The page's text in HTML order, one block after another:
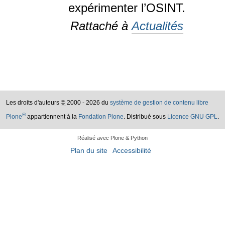
expérimenter l’OSINT.
Rattaché à Actualités
Les droits d'auteurs © 2000 - 2026 du système de gestion de contenu libre
Plone®appartiennent à la Fondation Plone. Distribué sous Licence GNU GPL.
Réalisé avec Plone & Python
Plan du site Accessibilité